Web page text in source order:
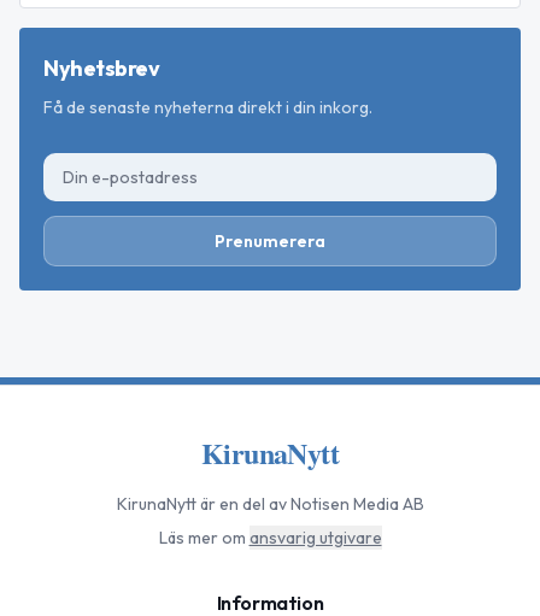
Nyhetsbrev
Få de senaste nyheterna direkt i din inkorg.
Prenumerera
KirunaNytt
KirunaNyttär en del av Notisen Media AB
Läs mer om ansvarig utgivare
Information